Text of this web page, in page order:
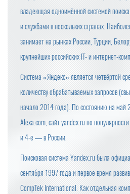
владеющая одноимённой системой
и службами в нескольких странах.
занимает на рынках России, Турции,
крупнейших российских IT- и интернет-
Система «Яндекс» является четвёртой
количеству обрабатываемых запросов
начало 2014 года). По состоянию на май
Alexa.com, сайт yandex.ru по
и 4-е — в России.
Поисковая система Yandex.ru была
сентября 1997 года и первое время
CompTek International. Как отдельная